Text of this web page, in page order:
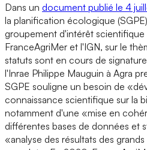
Dans un document publié le 4
la planification écologique
groupement d'intérêt scientifique
FranceAgriMer et l'IGN, sur le
statuts sont en cours de
l'Inrae Philippe Mauguin à Agra
SGPE souligne un besoin de
connaissance scientifique sur la
notamment d'une «mise en
différentes bases de données et
«analyse des résultats des